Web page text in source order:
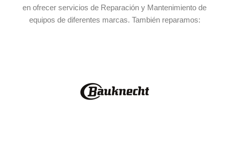
en ofrecer servicios de Reparación y Mantenimiento de
equipos de diferentes marcas. También reparamos: